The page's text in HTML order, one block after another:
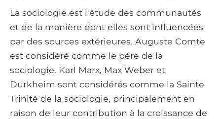
La sociologie est l'étude des communautés
et de la manière dont elles sont influencées
par des sources extérieures. Auguste Comte
est considéré comme le père de la
sociologie. Karl Marx, Max Weber et
Durkheim sont considérés comme la Sainte
Trinité de la sociologie, principalement en
raison de leur contribution à la croissance de